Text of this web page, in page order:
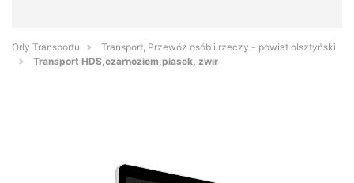
Orły Transportu
Transport, Przewóz osób i rzeczy - powiat olsztyński
Transport HDS,czarnoziem,piasek, żwir